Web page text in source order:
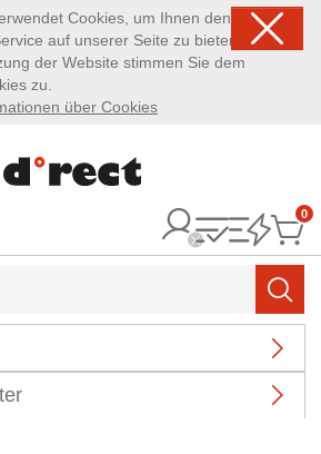
Cookies, um Ihnen den
auf unserer Seite zu bieten.
der Website stimmen Sie dem
zu.
über Cookies
0